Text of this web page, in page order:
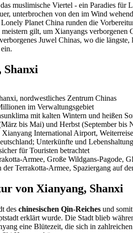
muslimische Viertel - ein Paradies
unterbrochen von den im Wind
Planet China runden die
gilt, um Xianyangs verborgenen
Juwel Chinas, wo die
Shanxi
nordwestliches Zentrum Chinas
im Verwaltungsgebiet
mit kalten Wintern und heißen
bis Mai) und Herbst (September bis
International Airport,
Unterkünfte und
für Touristen betrachtet
Armee, Große Wildgans-Pagode,
der Terrakotta-Armee, Spaziergang auf
von Xianyang, Shanxi
des chinesischen Qin-Reiches und
erklärt wurde. Die Stadt blieb
eine Blütezeit, die sich in zahlreichen